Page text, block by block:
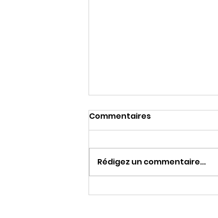
Circofolies enflamme
Commentaires
Rédigez un commentaire...